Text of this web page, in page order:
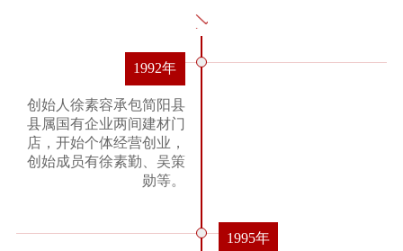
1992年
创始人徐素容承包简阳县
县属国有企业两间建材门
店，开始个体经营创业，
创始成员有徐素勤、吴策
勋等。
1995年